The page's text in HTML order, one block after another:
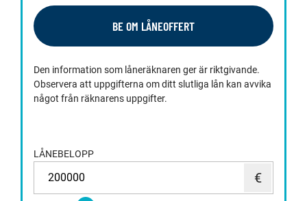
BE OM LÅNEOFFERT
Den information som låneräknaren ger är riktgivande.
Observera att uppgifterna om ditt slutliga lån kan avvika
något från räknarens uppgifter.
LÅNEBELOPP